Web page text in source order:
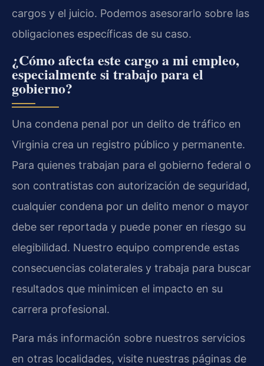
cargos y el juicio. Podemos asesorarlo sobre las
obligaciones específicas de su caso.
¿Cómo afecta este cargo a mi empleo,
especialmente si trabajo para el
gobierno?
Una condena penal por un delito de tráfico en
Virginia crea un registro público y permanente.
Para quienes trabajan para el gobierno federal o
son contratistas con autorización de seguridad,
cualquier condena por un delito menor o mayor
debe ser reportada y puede poner en riesgo su
elegibilidad. Nuestro equipo comprende estas
consecuencias colaterales y trabaja para buscar
resultados que minimicen el impacto en su
carrera profesional.
Para más información sobre nuestros servicios
en otras localidades, visite nuestras páginas de